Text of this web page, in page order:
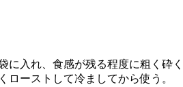
入れ、食感が残る程度に粗く砕く
ーストして冷ましてから使う。